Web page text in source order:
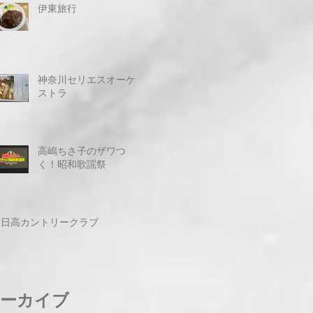
伊東旅行
神奈川セリエスオーケ
ストラ
高嶋ちさ子のザワつ
く！昭和歌謡祭
日高カントリークラブ
カイブ